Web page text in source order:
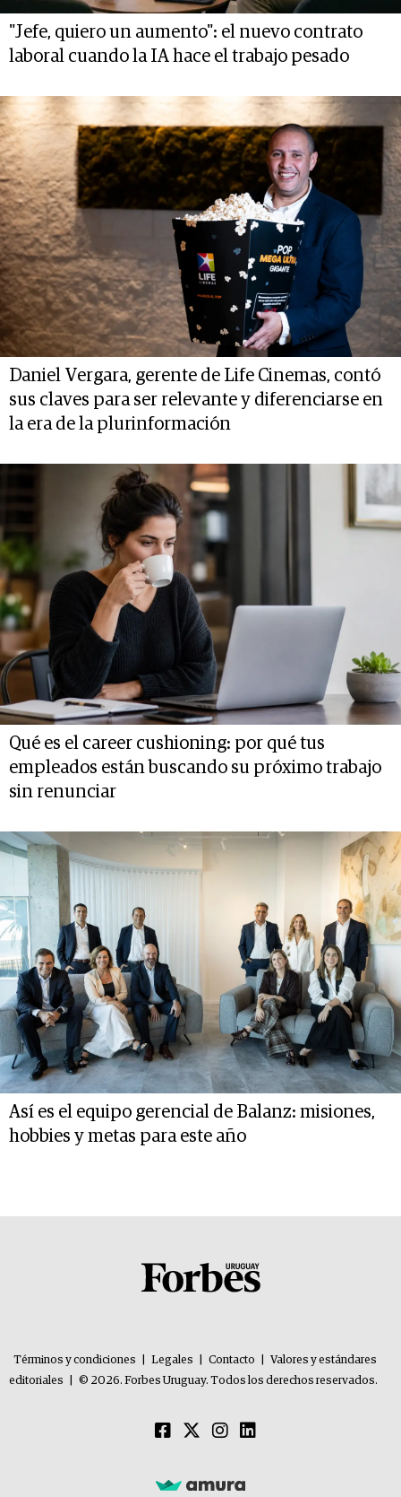
"Jefe, quiero un aumento": el nuevo contrato
laboral cuando la IA hace el trabajo pesado
Daniel Vergara, gerente de Life Cinemas, contó
sus claves para ser relevante y diferenciarse en
la era de la plurinformación
Qué es el career cushioning: por qué tus
empleados están buscando su próximo trabajo
sin renunciar
Así es el equipo gerencial de Balanz: misiones,
hobbies y metas para este año
Términos y condiciones Legales Contacto
Valores y estándares
editoriales
© 2026. Forbes Uruguay. Todos los derechos reservados.